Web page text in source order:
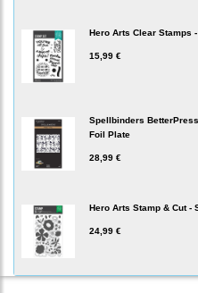
Hero Arts Clear Stamps
15,99 €
Spellbinders
Foil Plate
28,99 €
Hero Arts Stamp & Cut -
24,99 €